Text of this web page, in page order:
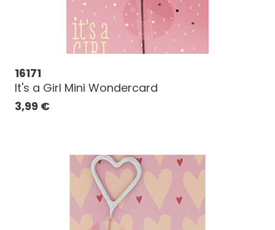
16171
It's a Girl Mini Wondercard
3,99 €